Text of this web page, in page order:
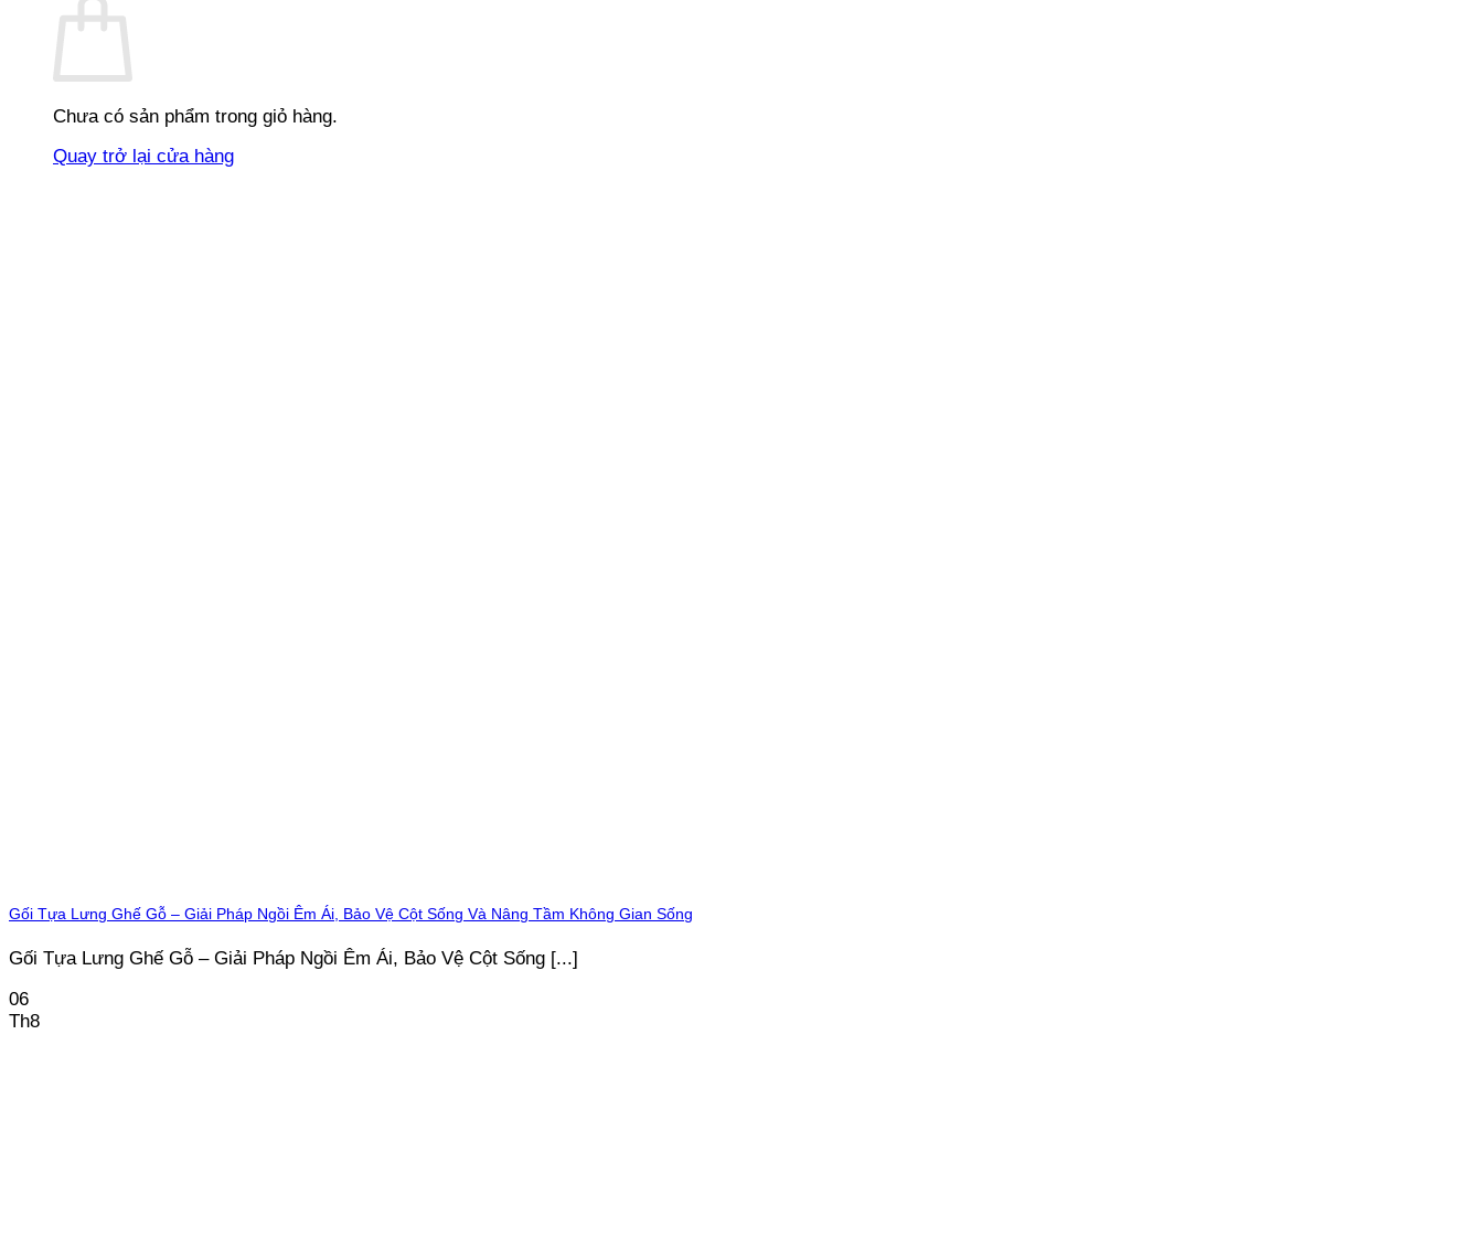
Chưa có sản phẩm trong giỏ hàng.
Quay trở lại cửa hàng
Gối Tựa Lưng Ghế Gỗ – Giải Pháp Ngồi Êm Ái, Bảo Vệ Cột Sống Và Nâng Tầm Không Gian Sống
Gối Tựa Lưng Ghế Gỗ – Giải Pháp Ngồi Êm Ái, Bảo Vệ Cột Sống [...]
06
Th8